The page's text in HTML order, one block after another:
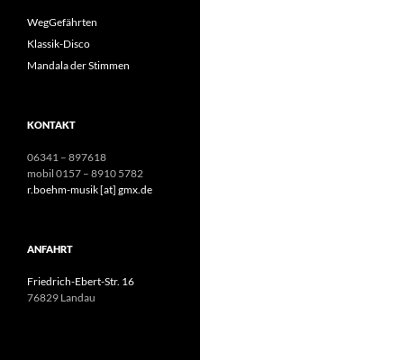
WegGefährten
Klassik-Disco
Mandala der Stimmen
KONTAKT
06341 – 897618
mobil 0157 – 8910 5782
r.boehm-musik [at] gmx.de
ANFAHRT
Friedrich-Ebert-Str. 16
76829 Landau